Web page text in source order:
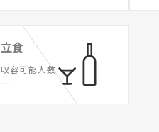
立食
収容可能人数
ー